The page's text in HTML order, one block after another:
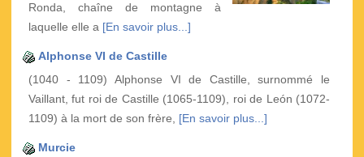
Ronda, chaîne de montagne à
laquelle elle a [En savoir plus...]
Alphonse VI de Castille
(1040 - 1109) Alphonse VI de Castille, surnommé le
Vaillant, fut roi de Castille (1065-1109), roi de León (1072-
1109) à la mort de son frère, [En savoir plus...]
Murcie